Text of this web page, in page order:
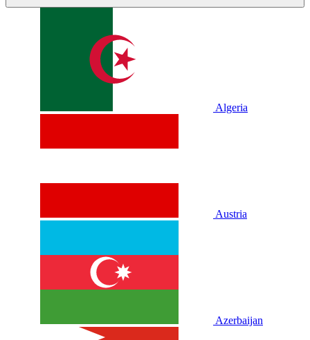
Algeria
Austria
Azerbaijan